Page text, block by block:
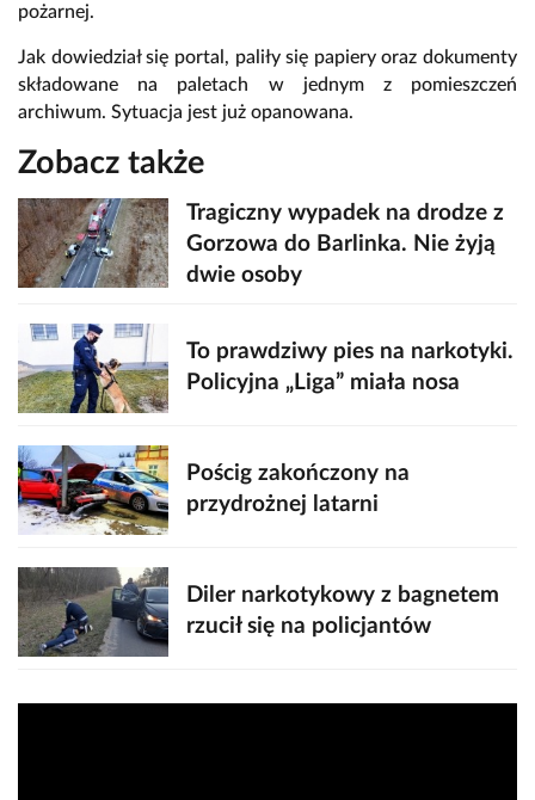
pożarnej.
Jak dowiedział się portal, paliły się papiery oraz dokumenty
składowane na paletach w jednym z pomieszczeń
archiwum. Sytuacja jest już opanowana.
Zobacz także
Tragiczny wypadek na drodze z
Gorzowa do Barlinka. Nie żyją
dwie osoby
To prawdziwy pies na narkotyki.
Policyjna „Liga” miała nosa
Pościg zakończony na
przydrożnej latarni
Diler narkotykowy z bagnetem
rzucił się na policjantów